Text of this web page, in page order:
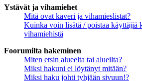
Ystävät ja vihamiehet
Mitä ovat kaveri ja vihamieslistat?
Kuinka voin lisätä / poistaa käyttäjiä
vihamiehistä
Foorumilta hakeminen
Miten etsin alueelta tai alueilta?
Miksi hakuni ei löytänyt mitään?
Miksi haku johti tyhjään sivuun!?